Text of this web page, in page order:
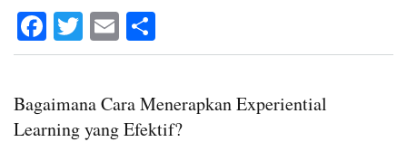
Fa
ce
ok
T
wi
r
E
m ha
Bagaimana Cara Menerapkan Experiential
Learning yang Efektif?